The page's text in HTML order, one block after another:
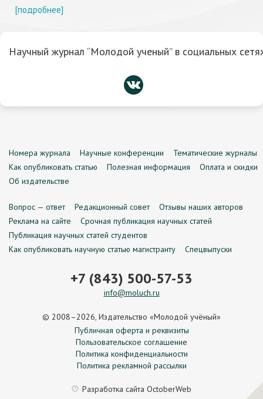
[подробнее]
Научный журнал “Молодой ученый” в социальных
Номера журнала Научные конференции
Тематические журналы
Как опубликовать статью
Полезная информация
Оплата и скидки
Об издательстве
Вопрос — ответ Редакционный совет
Отзывы наших авторов
Реклама на сайте
Срочная публикация научных статей
Публикация научных статей студентов
Как опубликовать научную статью магистранту
Спецвыпуски
+7 (843) 500-57-53
info@moluch.ru
© 2008–2026, Издательство «Молодой учёный»
Публичная оферта и реквизиты
Пользовательское соглашение
Политика конфиденциальности
Политика рекламной рассылки
Разработка сайта OctoberWeb